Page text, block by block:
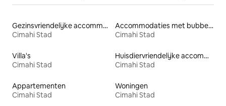
Gezinsvriendelijke accommodaties
Cimahi Stad
Accommodaties met bubbelbad
Cimahi Stad
Villa's
Cimahi Stad
Huisdiervriendelijke accommodaties
Cimahi Stad
Appartementen
Cimahi Stad
Woningen
Cimahi Stad